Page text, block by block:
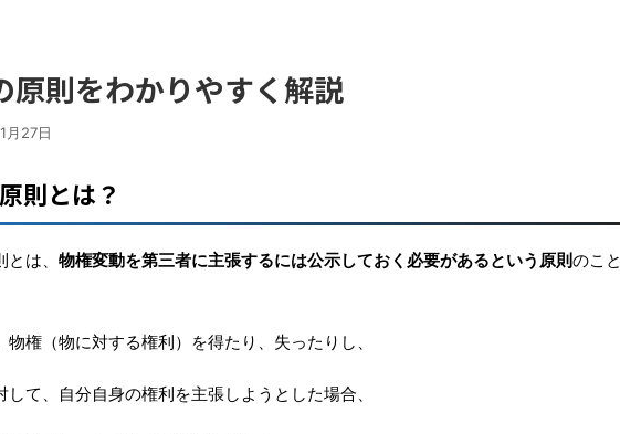
原則をわかりやすく解説
月27日
則とは？
は、 物権変動を第三者に主張するには公示しておく必要があるという原則のこと
物権（物に対する権利）を得たり、失ったりし、
して、自分自身の権利を主張しようとした場合、